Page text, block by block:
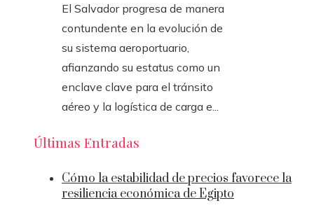
El Salvador progresa de manera
contundente en la evolución de
su sistema aeroportuario,
afianzando su estatus como un
enclave clave para el tránsito
aéreo y la logística de carga e...
Últimas Entradas
Cómo la estabilidad de precios favorece la
resiliencia económica de Egipto